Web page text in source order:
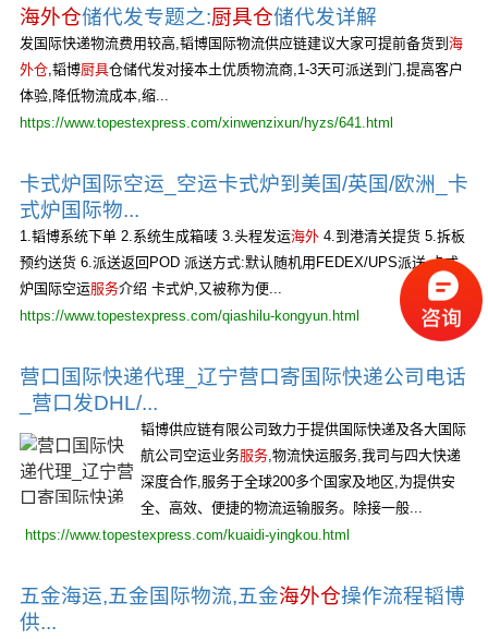
海外仓储代发专题之:厨具仓储代发详解
发国际快递物流费用较高,韬博国际物流供应链建议大家可提前备货到 海
外仓,韬博厨具仓储代发对接本土优质物流商,1-3天可派送到门,提高客户
体验,降低物流成本,缩...
https://www.topestexpress.com/xinwenzixun/hyzs/641.html
卡式炉国际空运_空运卡式炉到美国/英国/欧洲_卡
式炉国际物...
1.韬博系统下单 2.系统生成箱唛 3.头程发运海外4.到港清关提货 5.拆板
预约送货 6.派送返回POD 派送方式:默认随机用FEDEX/UPS派送 卡式
炉国际空运服务介绍 卡式炉,又被称为便...
https://www.topestexpress.com/qiashilu-kongyun.html
营口国际快递代理_辽宁营口寄国际快递公司电话
_营口发DHL/...
韬博供应链有限公司致力于提供国际快递及各大国际
航公司空运业务服务,物流快运服务,我司与四大快递
深度合作,服务于全球200多个国家及地区,为提供安
全、高效、便捷的物流运输服务。除接一般...
https://www.topestexpress.com/kuaidi-yingkou.html
五金海运,五金国际物流,五金海外仓操作流程韬博
供...